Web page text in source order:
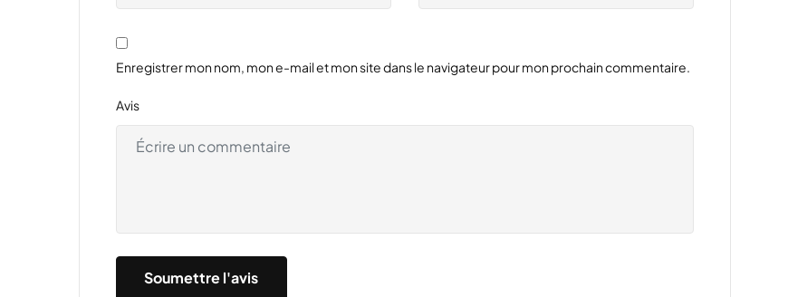
Enregistrer mon nom, mon e-mail et mon site dans le navigateur pour mon prochain commentaire.
Avis